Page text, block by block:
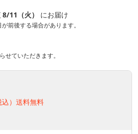
8/11（火） にお届け
前後する場合があります。
せていただきます。
込）送料無料